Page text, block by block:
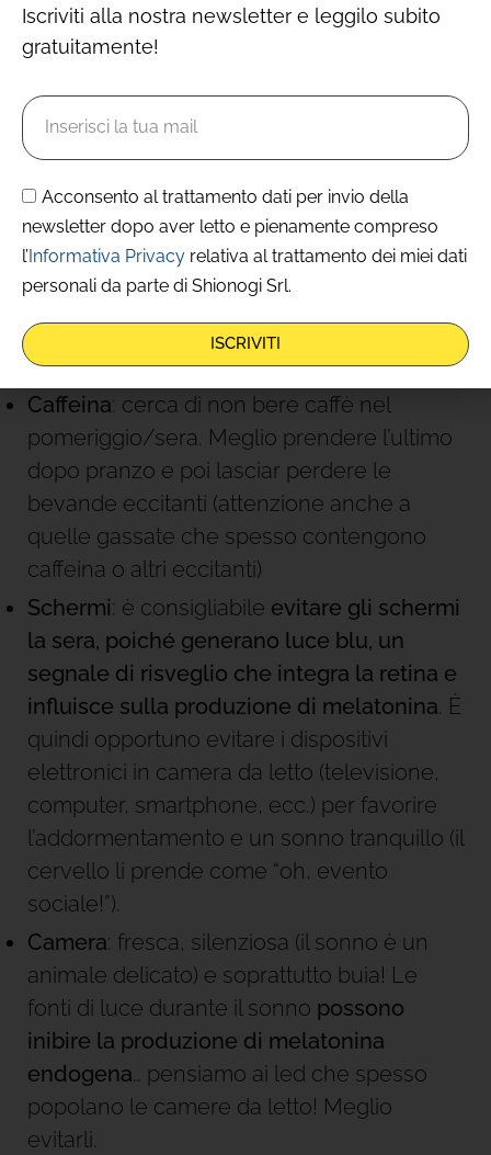
Orario di sveglia stabile
weekend: sposta la sveglia al massimo di
un’ora)
Luce al mattino: esponiti alla luce naturale
appena puoi (aiuta l’orologio biologico)
Cena leggera: mangiare troppo alla sera e
poi andare a letto può essere fortemente
controproducente per il sonno, meglio una
cena leggera e aspettare un’ora o due
prima di stenderti a letto.
Caffeina: cerca di non bere caffè nel
pomeriggio/sera. Meglio prendere l’ultimo
dopo pranzo e poi lasciar perdere le
bevande eccitanti (attenzione anche a
quelle gassate che spesso contengono
caffeina o altri eccitanti)
Schermi: è consigliabile evitare gli schermi
la sera, poiché generano luce blu, un
segnale di risveglio che integra la retina e
influisce sulla produzione di melatonina. È
quindi opportuno evitare i dispositivi
elettronici in camera da letto (televisione,
computer, smartphone, ecc.) per favorire
l’addormentamento e un sonno tranquillo (il
cervello li prende come “oh, evento
sociale!”).
Camera: fresca, silenziosa (il sonno è un
animale delicato) e soprattutto buia! Le
fonti di luce durante il sonno possono
inibire la produzione di melatonina
endogena… pensiamo ai led che spesso
popolano le camere da letto! Meglio
evitarli.
Iscriviti alla nostra newsletter e leggilo subito
gratuitamente!
Acconsento al trattamento dati per invio della
newsletter dopo aver letto e pienamente compreso
l’Informativa Privacy relativa al trattamento dei miei dati
personali da parte di Shionogi Srl.
ISCRIVITI